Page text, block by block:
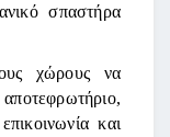
σπαστήρα
χώρους να
και